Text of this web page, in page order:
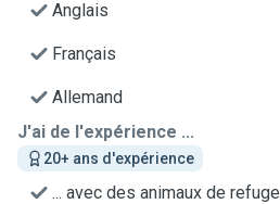
Anglais
Français
Allemand
J'ai de l'expérience ...
20+ ans d'expérience
... avec des animaux de refuge